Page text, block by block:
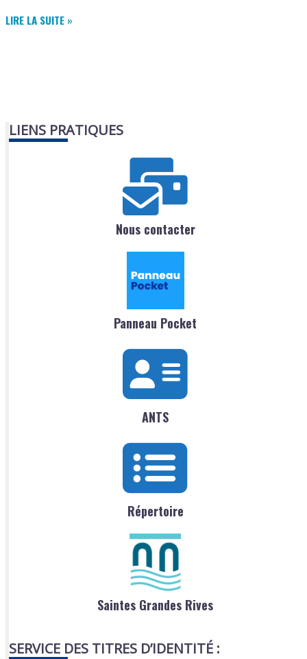
BORNE
LIRE LA SUITE »
LIENS PRATIQUES
Nous contacter
Panneau Pocket
ANTS
Répertoire
Saintes Grandes Rives
SERVICE DES TITRES D’IDENTITÉ :